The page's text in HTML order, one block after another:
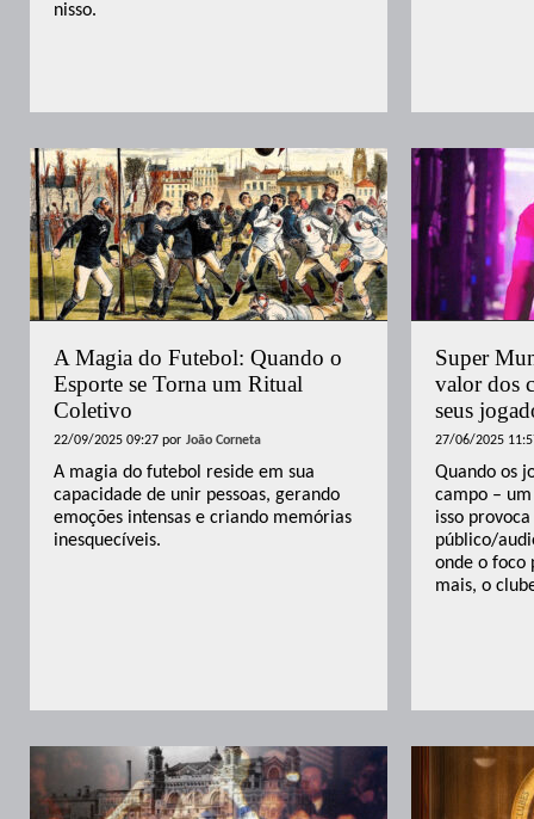
nisso.
A Magia do Futebol: Quando o
Esporte se Torna um Ritual
Coletivo
22/09/2025 09:27 por João Corneta
A magia do futebol reside em sua
capacidade de unir pessoas, gerando
emoções intensas e criando memórias
inesquecíveis.
Super
valor dos
seus
27/06/2025
Quando os
campo –
isso
público/
onde o foco
mais, o